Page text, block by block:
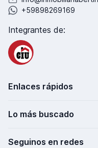
+59898269169
Integrantes de:
Enlaces rápidos
Lo más buscado
Seguinos en redes